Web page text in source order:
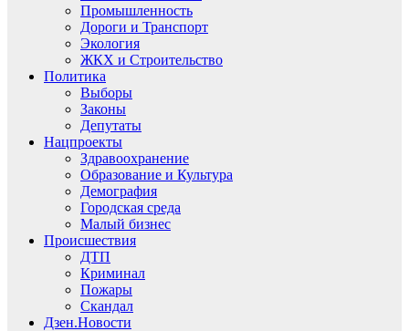
Промышленность
Дороги и Транспорт
Экология
ЖКХ и Строительство
Политика
Выборы
Законы
Депутаты
Нацпроекты
Здравоохранение
Образование и Культура
Демография
Городская среда
Малый бизнес
Происшествия
ДТП
Криминал
Пожары
Скандал
Дзен.Новости